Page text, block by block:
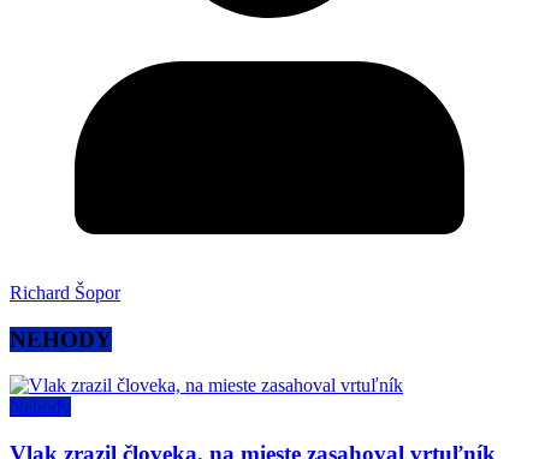
Richard Šopor
NEHODY
Nehody
Vlak zrazil človeka, na mieste zasahoval vrtuľník